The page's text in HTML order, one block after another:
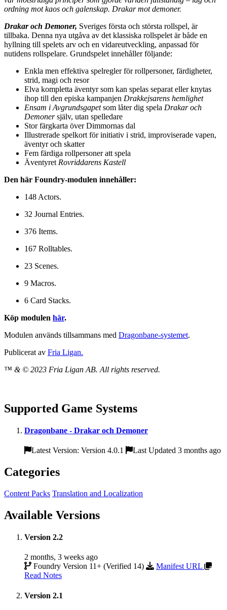
ordning mot kaos och galenskap. Drakar mot demoner.
Drakar och Demoner, Sveriges första och största rollspel, är
tillbaka. Denna nya utgåva av det klassiska rollspelet är både en
hyllning till spelets arv och en vidareutveckling, anpassad för
nutidens rollspelare. Grundspelet innehåller följande:
Enkla men effektiva spelregler för rollpersoner, färdigheter,
strid, magi och resor
Elva kompletta äventyr som kan spelas separat eller knytas
ihop till den episka kampanjen Drakkejsarens hemlighet
Ensam i Avgrundsgapetsom låter dig spela Drakar och
Demonersjälv, utan spelledare
Stor färgkarta över Dimmornas dal
Illustrerade spelkort för initiativ i strid, improviserade vapen,
äventyr och skatter
Fem färdiga rollpersoner att spela
Äventyret Rovriddarens Kastell
Den här Foundry-modulen innehåller:
148 Actors.
32 Journal Entries.
376 Items.
167 Rolltables.
23 Scenes.
9 Macros.
6 Card Stacks.
Köp modulen här.
Modulen används tillsammans med Dragonbane-systemet.
Publicerat av Fria Ligan.
™ & © 2023 Fria Ligan AB. All rights reserved.
Supported Game Systems
Dragonbane - Drakar och Demoner
Latest Version: Version 4.0.1 Last Updated 3 months ago
Categories
Content Packs Translation and Localization
Available Versions
Version 2.2
2 months, 3 weeks ago
Foundry Version 11+ (Verified 14)
Manifest URL
Read Notes
Version 2.1